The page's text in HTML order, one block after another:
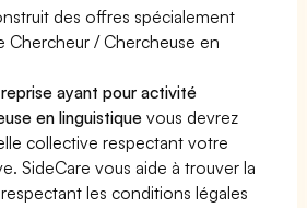
des offres spécialement
Chercheur / Chercheuse en
ayant pour activité
en linguistique vous devrez
collective respectant votre
SideCare vous aide à trouver la
les conditions légales